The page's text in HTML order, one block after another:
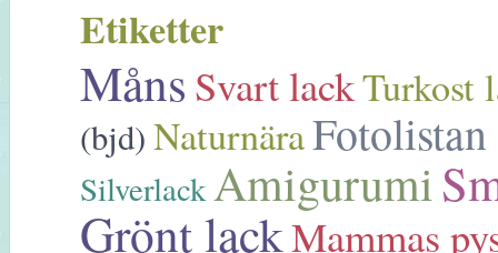
Etiketter
Måns Svart lackTurkost
(bjd)Naturnära
SilverlackAmigurumi
Grönt lackMammas